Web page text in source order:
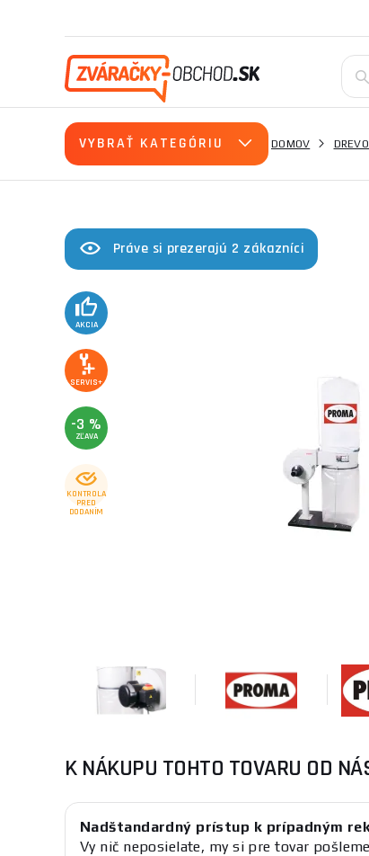
VYBRAŤ KATEGÓRIU DOMOV
Práve si prezerajú 2 zákazníci
AKCIA
SERVIS+
-3 %
ZĽAVA
KONTROLA
PRED
DODANÍM
K NÁKUPU TOHTO TOVARU OD
Nadštandardný prístup k prípadným
Vy nič neposielate, my si pre tovar